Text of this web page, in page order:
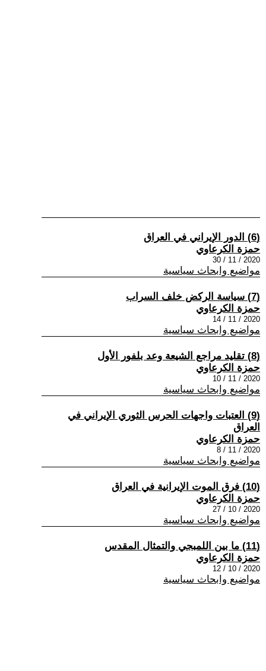
(6) الدور الإيراني في العراق
حمزة الكرعاوي
2020 / 11 / 30
مواضيع وابحاث سياسية
(7) سياسة الركض خلف السراب
حمزة الكرعاوي
2020 / 11 / 14
مواضيع وابحاث سياسية
(8) تقليد مراجع الشيعة وعد بلفور الأول
حمزة الكرعاوي
2020 / 11 / 10
مواضيع وابحاث سياسية
(9) العتبات واجهات الحرس الثوري الإيراني في
العراق
حمزة الكرعاوي
2020 / 11 / 8
مواضيع وابحاث سياسية
(10) فرق الموت الإيرانية في العراق
حمزة الكرعاوي
2020 / 10 / 27
مواضيع وابحاث سياسية
(11) ما بين اللمبجي والتمثال المقدس
حمزة الكرعاوي
2020 / 10 / 12
مواضيع وابحاث سياسية